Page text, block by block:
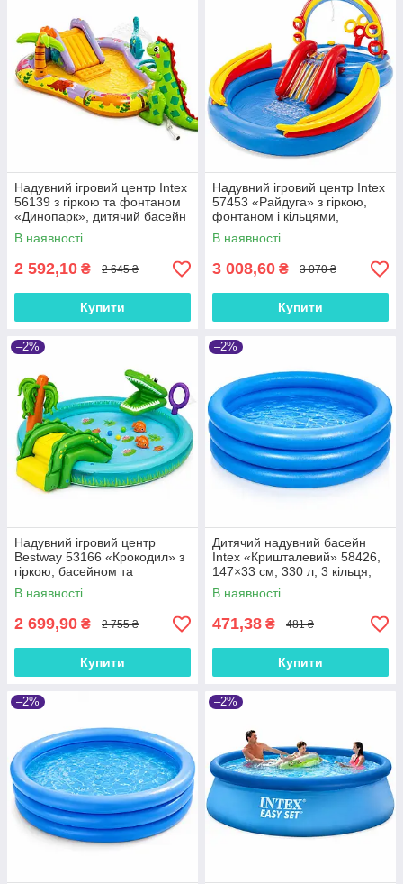
✔ комфортний відпочинок у спекотну погоду;
✔ підходять для встановлення біля будинку, на дачі або в
саду.
До багатьох моделей можна додатково придбати насоси,
фільтри, тенти, підстилки, сходи, хімію для води та інші
Обирайте якісний басейн для всієї родини та
насолоджуйтеся літнім відпочинком вдома.
Надувний ігровий центр Intex
56139 з гіркою та фонтаном
«Динопарк», дитячий басейн
201×157×69 см, 160 л, від 2
років
В наявності
2 592,10 ₴ 2 645 ₴
Купити
Надувний ігровий центр Intex
57453 «Райдуга» з гіркою,
фонтаном і кільцями,
дитячий басейн 297×193×135
см, 2+
В наявності
3 008,60 ₴ 3 070 ₴
Купити
–2%
Надувний ігровий центр
Bestway 53166 «Крокодил» з
гіркою, басейном та
іграшками, 224×181×72 см,
дитячий, від 2 років
В наявності
2 699,90 ₴ 2 755 ₴
Купити
–2%
Дитячий надувний басейн
Intex «Кришталевий» 58426,
147×33 см, 330 л, 3 кільця,
від 2 років, круглий, синій
В наявності
471,38 ₴ 481 ₴
Купити
–2% –2%